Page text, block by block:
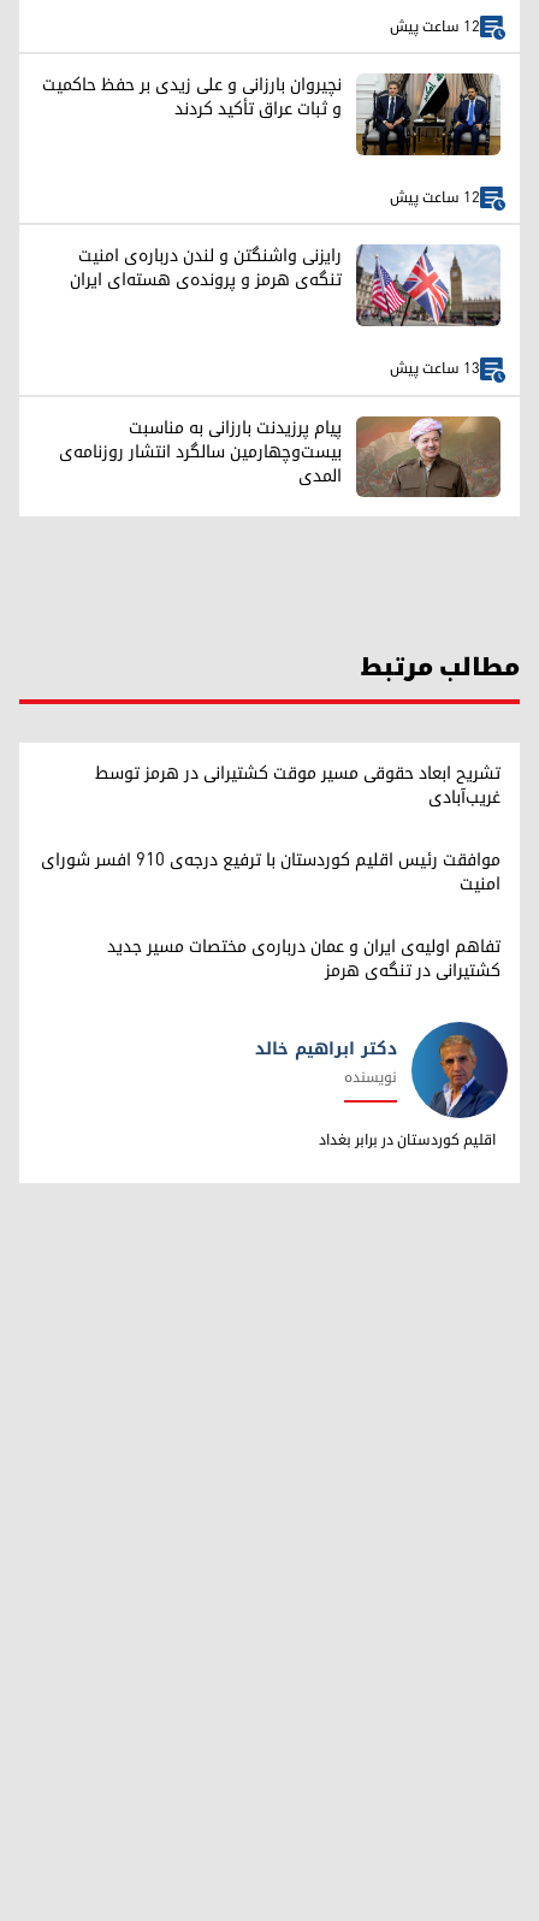
12 ساعت پیش
نچیروان بارزانی و علی زیدی بر حفظ حاکمیت
و ثبات عراق تأکید کردند
12 ساعت پیش
رایزنی واشنگتن و لندن درباره‌ی امنیت
تنگه‌ی هرمز و پرونده‌ی هسته‌ای ایران
13 ساعت پیش
پیام پرزیدنت بارزانی به مناسبت
بیست‌وچهارمین سالگرد انتشار روزنامه‌ی
المدی
مطالب مرتبط
تشریح ابعاد حقوقی مسیر موقت کشتیرانی در هرمز توسط
غریب‌آبادی
موافقت رئیس اقلیم کوردستان با ترفیع درجه‌ی ۹۱۰ افسر شورای
امنیت
تفاهم اولیه‌ی ایران و عمان درباره‌ی مختصات مسیر جدید
کشتیرانی در تنگه‌ی هرمز
دکتر ابراهیم خالد
دکتر ابراهیم خالد
نویسنده
اقلیم کوردستان در برابر بغداد